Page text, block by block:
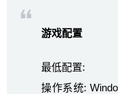
游戏配置
最低配置:
操作系统: